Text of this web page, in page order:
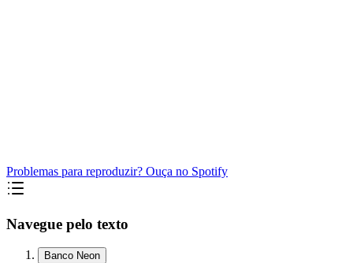
Problemas para reproduzir? Ouça no Spotify
Navegue pelo texto
Banco Neon